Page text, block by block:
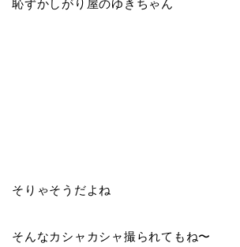
恥ずかしがり屋のゆきちゃん
そりゃそうだよね
そんなカシャカシャ撮られてもね〜